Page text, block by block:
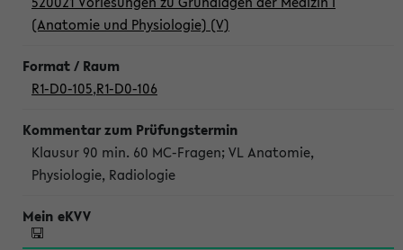
(Anatomie und Physiologie) (V)
R1-D0-105,R1-D0-106
Klausur 90 min. 60 MC-Fragen; VL Anatomie,
Physiologie, Radiologie